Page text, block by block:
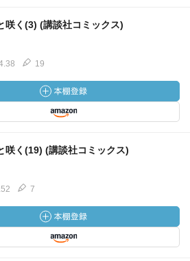
咲く(3) (講談社コミックス)
19
咲く(19) (講談社コミックス)
7